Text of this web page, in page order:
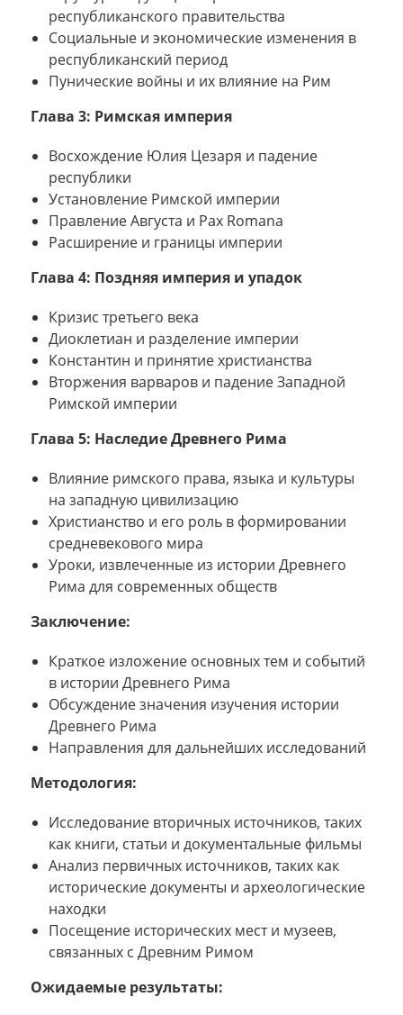
республиканского правительства
Социальные и экономические изменения в
республиканский период
Пунические войны и их влияние на Рим
Глава 3: Римская империя
Восхождение Юлия Цезаря и падение
республики
Установление Римской империи
Правление Августа и Pax Romana
Расширение и границы империи
Глава 4: Поздняя империя и упадок
Кризис третьего века
Диоклетиан и разделение империи
Константин и принятие христианства
Вторжения варваров и падение Западной
Римской империи
Глава 5: Наследие Древнего Рима
Влияние римского права, языка и культуры
на западную цивилизацию
Христианство и его роль в формировании
средневекового мира
Уроки, извлеченные из истории Древнего
Рима для современных обществ
Заключение:
Краткое изложение основных тем и событий
в истории Древнего Рима
Обсуждение значения изучения истории
Древнего Рима
Направления для дальнейших исследований
Методология:
Исследование вторичных источников, таких
как книги, статьи и документальные фильмы
Анализ первичных источников, таких как
исторические документы и археологические
находки
Посещение исторических мест и музеев,
связанных с Древним Римом
Ожидаемые результаты: